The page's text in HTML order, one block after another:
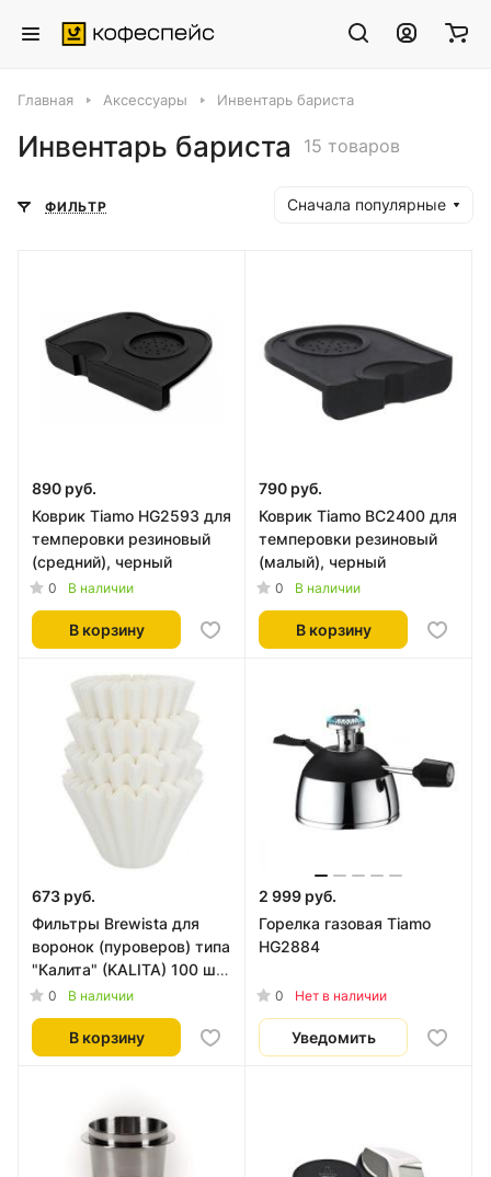
Главная Аксессуары Инвентарь бариста
Инвентарь бариста 15 товаров
ФИЛЬТР Сначала популярные
890 руб.
Коврик Tiamo HG2593 для
темперовки резиновый
(средний), черный
0 В наличии
В корзину
790 руб.
Коврик Tiamo BC2400 для
темперовки резиновый
(малый), черный
0 В наличии
В корзину
673 руб.
Фильтры Brewista для
воронок (пуроверов) типа
"Калита" (KALITA) 100 шт.,
белые
0 В наличии
В корзину
2 999 руб.
Горелка газовая Tiamo
HG2884
0 Нет в наличии
Уведомить